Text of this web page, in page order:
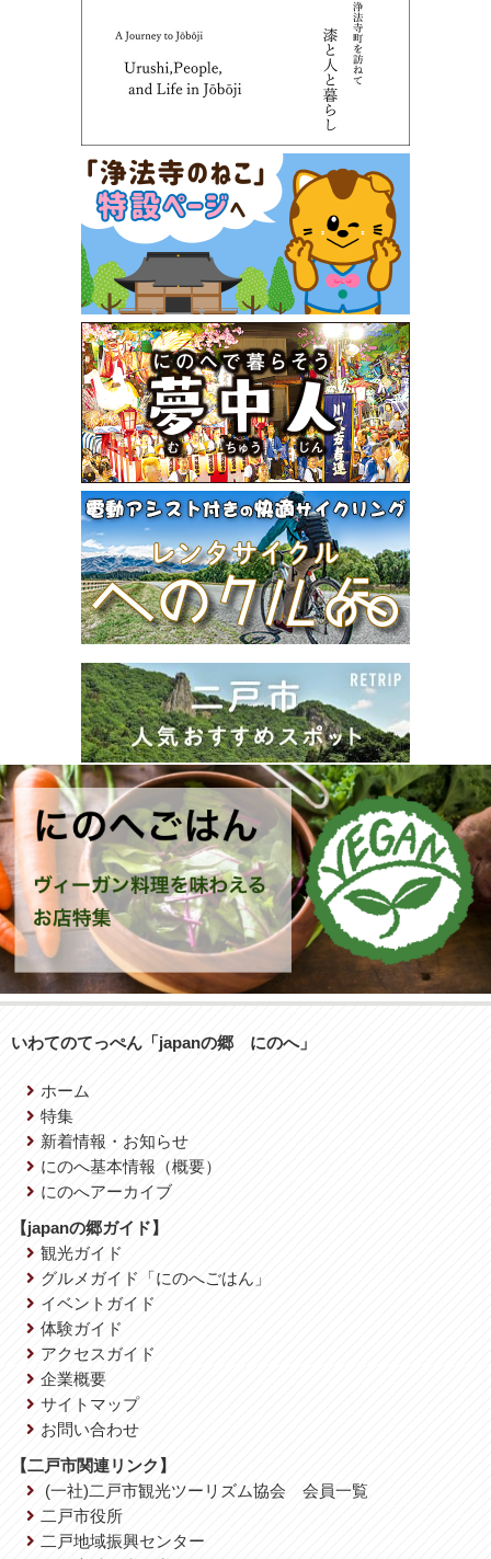
いわてのてっぺん「japanの郷 にのへ」
ホーム
特集
新着情報・お知らせ
にのへ基本情報（概要）
にのへアーカイブ
【japanの郷ガイド】
観光ガイド
グルメガイド「にのへごはん」
イベントガイド
体験ガイド
アクセスガイド
企業概要
サイトマップ
お問い合わせ
【二戸市関連リンク】
(一社)二戸市観光ツーリズム協会 会員一覧
二戸市役所
二戸地域振興センター